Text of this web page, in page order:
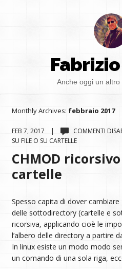
Anche oggi un
Monthly Archives: febbraio 2017
FEB 7, 2017 | COMMENTI
SU FILE O SU CARTELLE
CHMOD
cartelle
Spesso capita di dover
delle sottodirectory (cartelle e
ricorsiva, applicando cioè le
l’albero delle directory a partire
In linux esiste un modo modo
un comando di una sola riga,